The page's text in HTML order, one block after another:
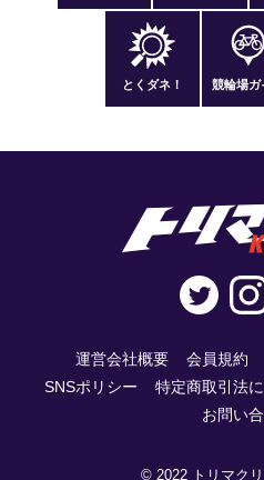
とくダネ！ 競輪場ガ
運営会社概要 会員規約
SNSポリシー
特定商取引法
お問い
© 2022 トリマク